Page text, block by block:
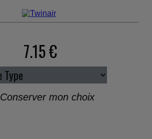
7.15 €
Conserver mon choix